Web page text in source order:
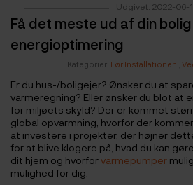
Udgivet: 2022-06-
Få det meste ud af din
energioptimering
Kategorier: Før Installationen ,
Er du hus-/boligejer? Ønsker du at
varmeregning? Eller ønsker du blot at
for miljøets skyld? Der er kommet
global opvarmning, hvorfor der
at investere i projekter, der højner
for at blive klogere på, hvad du kan
dit hjem og hvorforvarmepumper
mulighed for dig.